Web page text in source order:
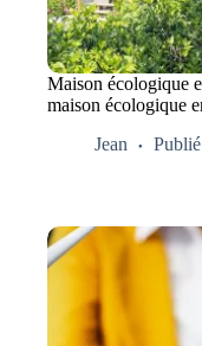
Maison écologique
maison écologique
Jean